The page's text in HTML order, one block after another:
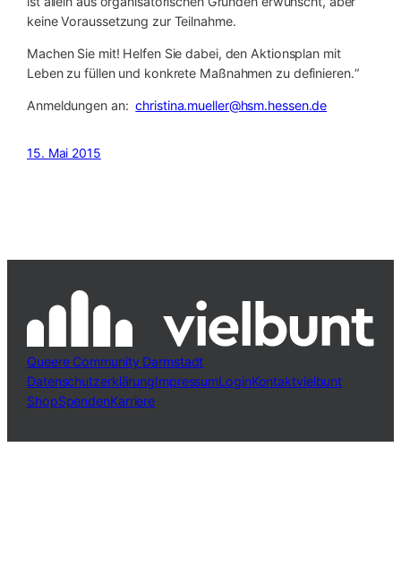
keine Voraussetzung zur Teilnahme.
Machen Sie mit! Helfen Sie dabei, den Aktionsplan mit
Leben zu füllen und konkrete Maßnahmen zu definieren.“
Anmeldungen an:christina.mueller@hsm.hessen.de
15. Mai 2015
Queere Community Darmstadt
DatenschutzerklärungImpressumLoginKontaktvielbunt
ShopSpendenKarriere